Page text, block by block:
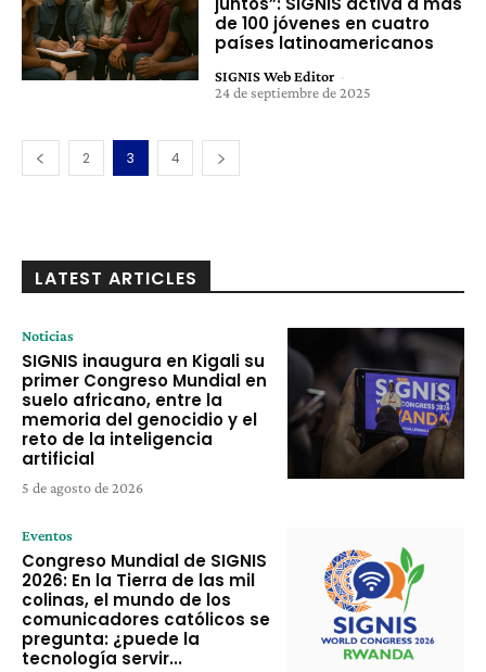
de 100 jóvenes en cuatro
países latinoamericanos
SIGNIS Web Editor -
24 de septiembre de 2025
2 3 4
LATEST ARTICLES
Noticias
SIGNIS inaugura en Kigali su
primer Congreso Mundial en
suelo africano, entre la
memoria del genocidio y el
reto de la inteligencia
artificial
5 de agosto de 2026
Eventos
Congreso Mundial de SIGNIS
2026: En la Tierra de las mil
colinas, el mundo de los
comunicadores católicos se
pregunta: ¿puede la
tecnología servir...